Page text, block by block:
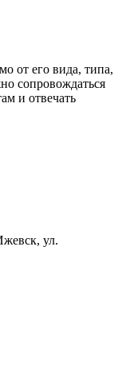
от его вида, типа,
сопровождаться
и отвечать
ул.